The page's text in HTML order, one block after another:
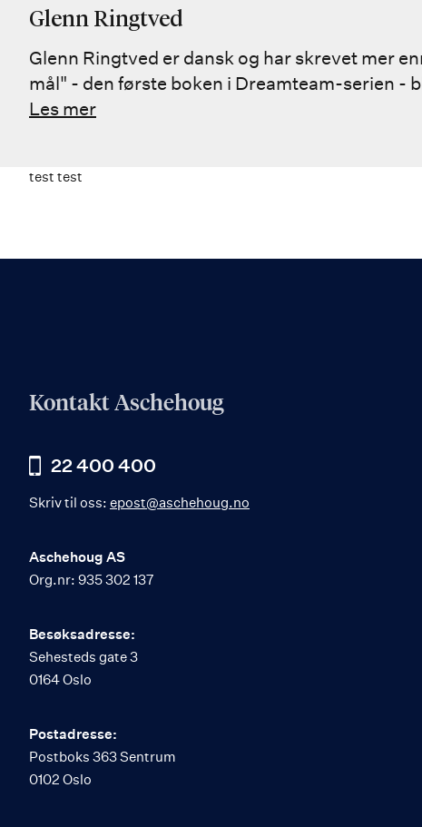
Glenn Ringtved
Glenn Ringtved er dansk og har skrevet mer
mål" - den første boken i Dreamteam-serien -
Les mer
test test
Kontakt Aschehoug
22 400 400
Skriv til oss: epost@aschehoug.no
Aschehoug AS
Org.nr: 935 302 137
Besøksadresse:
Sehesteds gate 3
0164 Oslo
Postadresse:
Postboks 363 Sentrum
0102 Oslo